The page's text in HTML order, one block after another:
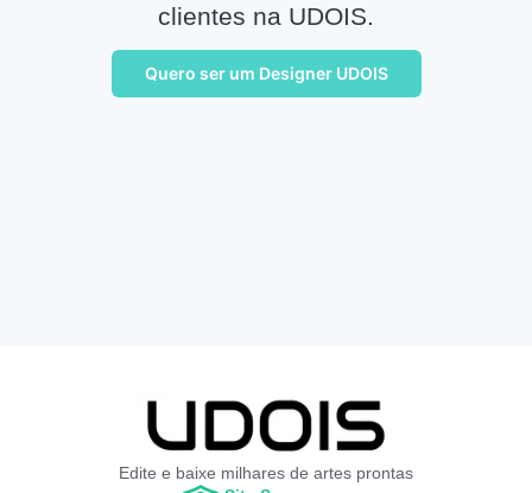
clientes na UDOIS.
Quero ser um Designer UDOIS
Edite e baixe milhares de artes prontas